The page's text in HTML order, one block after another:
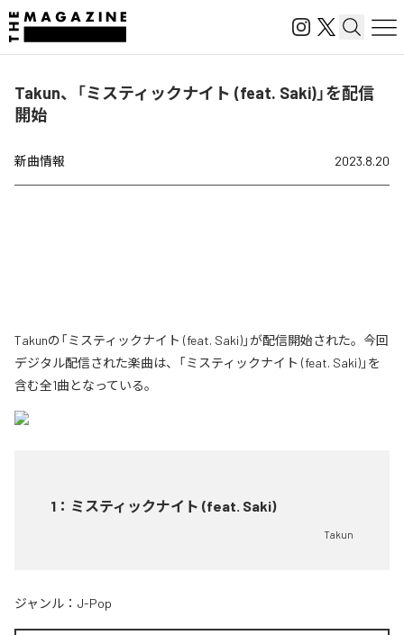
Takun、「ミスティックナイト (feat. Saki)」を配信
開始
新曲情報 2023.8.20
Takunの「ミスティックナイト (feat. Saki)」が配信開始された。今回
デジタル配信された楽曲は、「ミスティックナイト (feat. Saki)」を
含む全1曲となっている。
1 ： ミスティックナイト (feat. Saki)
Takun
ジャンル： J-Pop